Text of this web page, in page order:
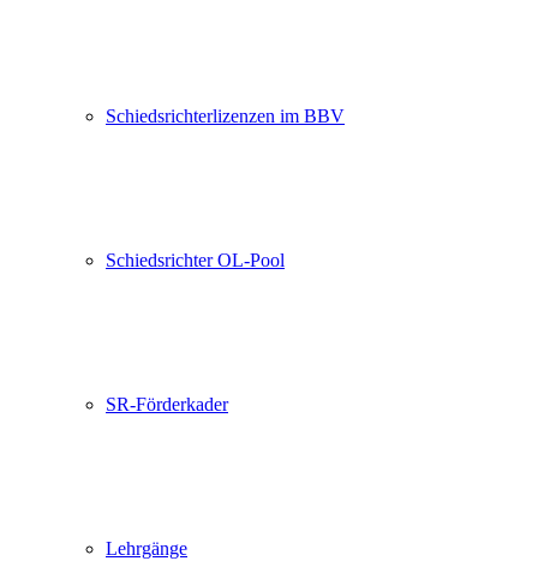
Schiedsrichterlizenzen im BBV
Schiedsrichter OL-Pool
SR-Förderkader
Lehrgänge